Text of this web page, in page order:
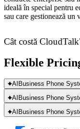
ideală în special pentru
sau care gestionează un
Cât costă
Flexible
AI Business Phone
AI Business Phone
AI Business Phone